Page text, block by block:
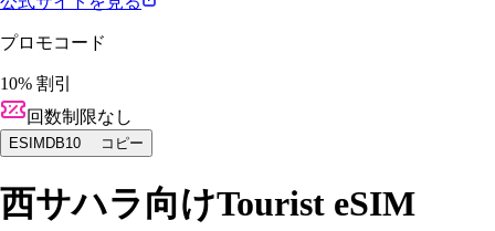
プロモコード
10% 割引
回数制限なし
ESIMDB10 コピー
西サハラ向けTourist eSIM